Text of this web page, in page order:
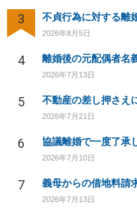
3
2026年8月5日
4
2026年7月13日
5 不動産の差し押さえ
2026年7月21日
6 協議離婚で一度了承
2026年7月10日
7 義母からの借地料請
2026年7月13日